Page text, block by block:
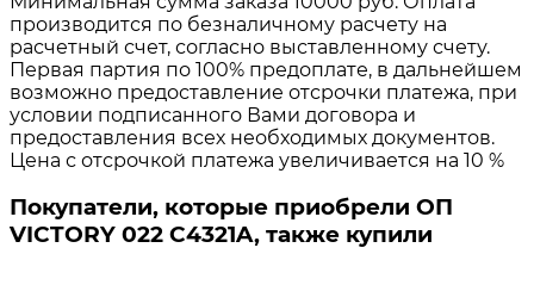
производится по безналичному расчету на
расчетный счет, согласно выставленному счету.
Первая партия по 100% предоплате, в дальнейшем
возможно предоставление отсрочки платежа, при
условии подписанного Вами договора и
предоставления всех необходимых документов.
Цена с отсрочкой платежа увеличивается на 10 %
Покупатели, которые приобрели ОП
VICTORY 022 C4321A, также купили